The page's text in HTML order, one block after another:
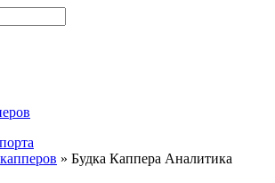
» Будка Каппера Аналитика